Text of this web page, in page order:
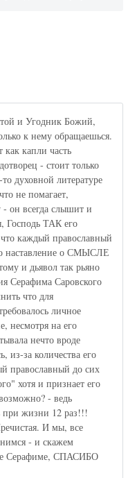
и Угодник Божий,
к нему обращаешься.
капли часть
- стоит только
духовной литературе
не помагает,
- он всегда слышит и
Господь ТАК его
каждый православный
наставление о СМЫСЛЕ
и дьявол так рьяно
Серафима Саровского
что для
личное
несмотря на его
нечто вроде
из-за количества его
православный до сих
хотя и признает его
- ведь
при жизни 12 раз!!!
И мы, все
- и скажем
Серафиме, СПАСИБО